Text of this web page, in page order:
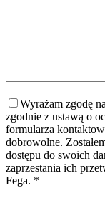
Wyrażam zgodę
zgodnie z ustawą o
formularza
dobrowolne.
dostępu do swoich
zaprzestania ich
Fega. *